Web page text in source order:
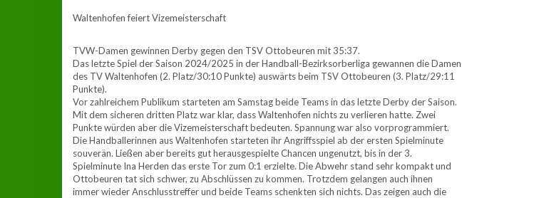
Waltenhofen feiert Vizemeisterschaft
TVW-Damen gewinnen Derby gegen den TSV Ottobeuren mit 35:37.
Das letzte Spiel der Saison 2024/2025 in der Handball-Bezirksorberliga gewannen die Damen
des TV Waltenhofen (2. Platz/30:10 Punkte) auswärts beim TSV Ottobeuren (3. Platz/29:11
Punkte).
Vor zahlreichem Publikum starteten am Samstag beide Teams in das letzte Derby der Saison.
Mit dem sicheren dritten Platz war klar, dass Waltenhofen nichts zu verlieren hatte. Zwei
Punkte würden aber die Vizemeisterschaft bedeuten. Spannung war also vorprogrammiert.
Die Handballerinnen aus Waltenhofen starteten ihr Angriffsspiel ab der ersten Spielminute
souverän. Ließen aber bereits gut herausgespielte Chancen ungenutzt, bis in der 3.
Spielminute Ina Herden das erste Tor zum 0:1 erzielte. Die Abwehr stand sehr kompakt und
Ottobeuren tat sich schwer, zu Abschlüssen zu kommen. Trotzdem gelangen auch ihnen
immer wieder Anschlusstreffer und beide Teams schenkten sich nichts. Das zeigen auch die